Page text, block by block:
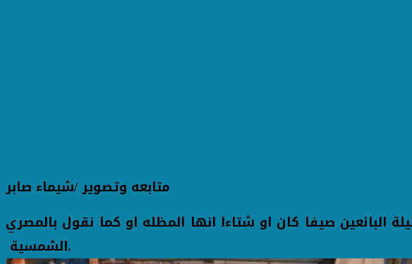
متابعه وتصوير /شيماء صابر
صيفا كان او شتاءا انها المظله او كما نقول بالمصري
الشمسية.